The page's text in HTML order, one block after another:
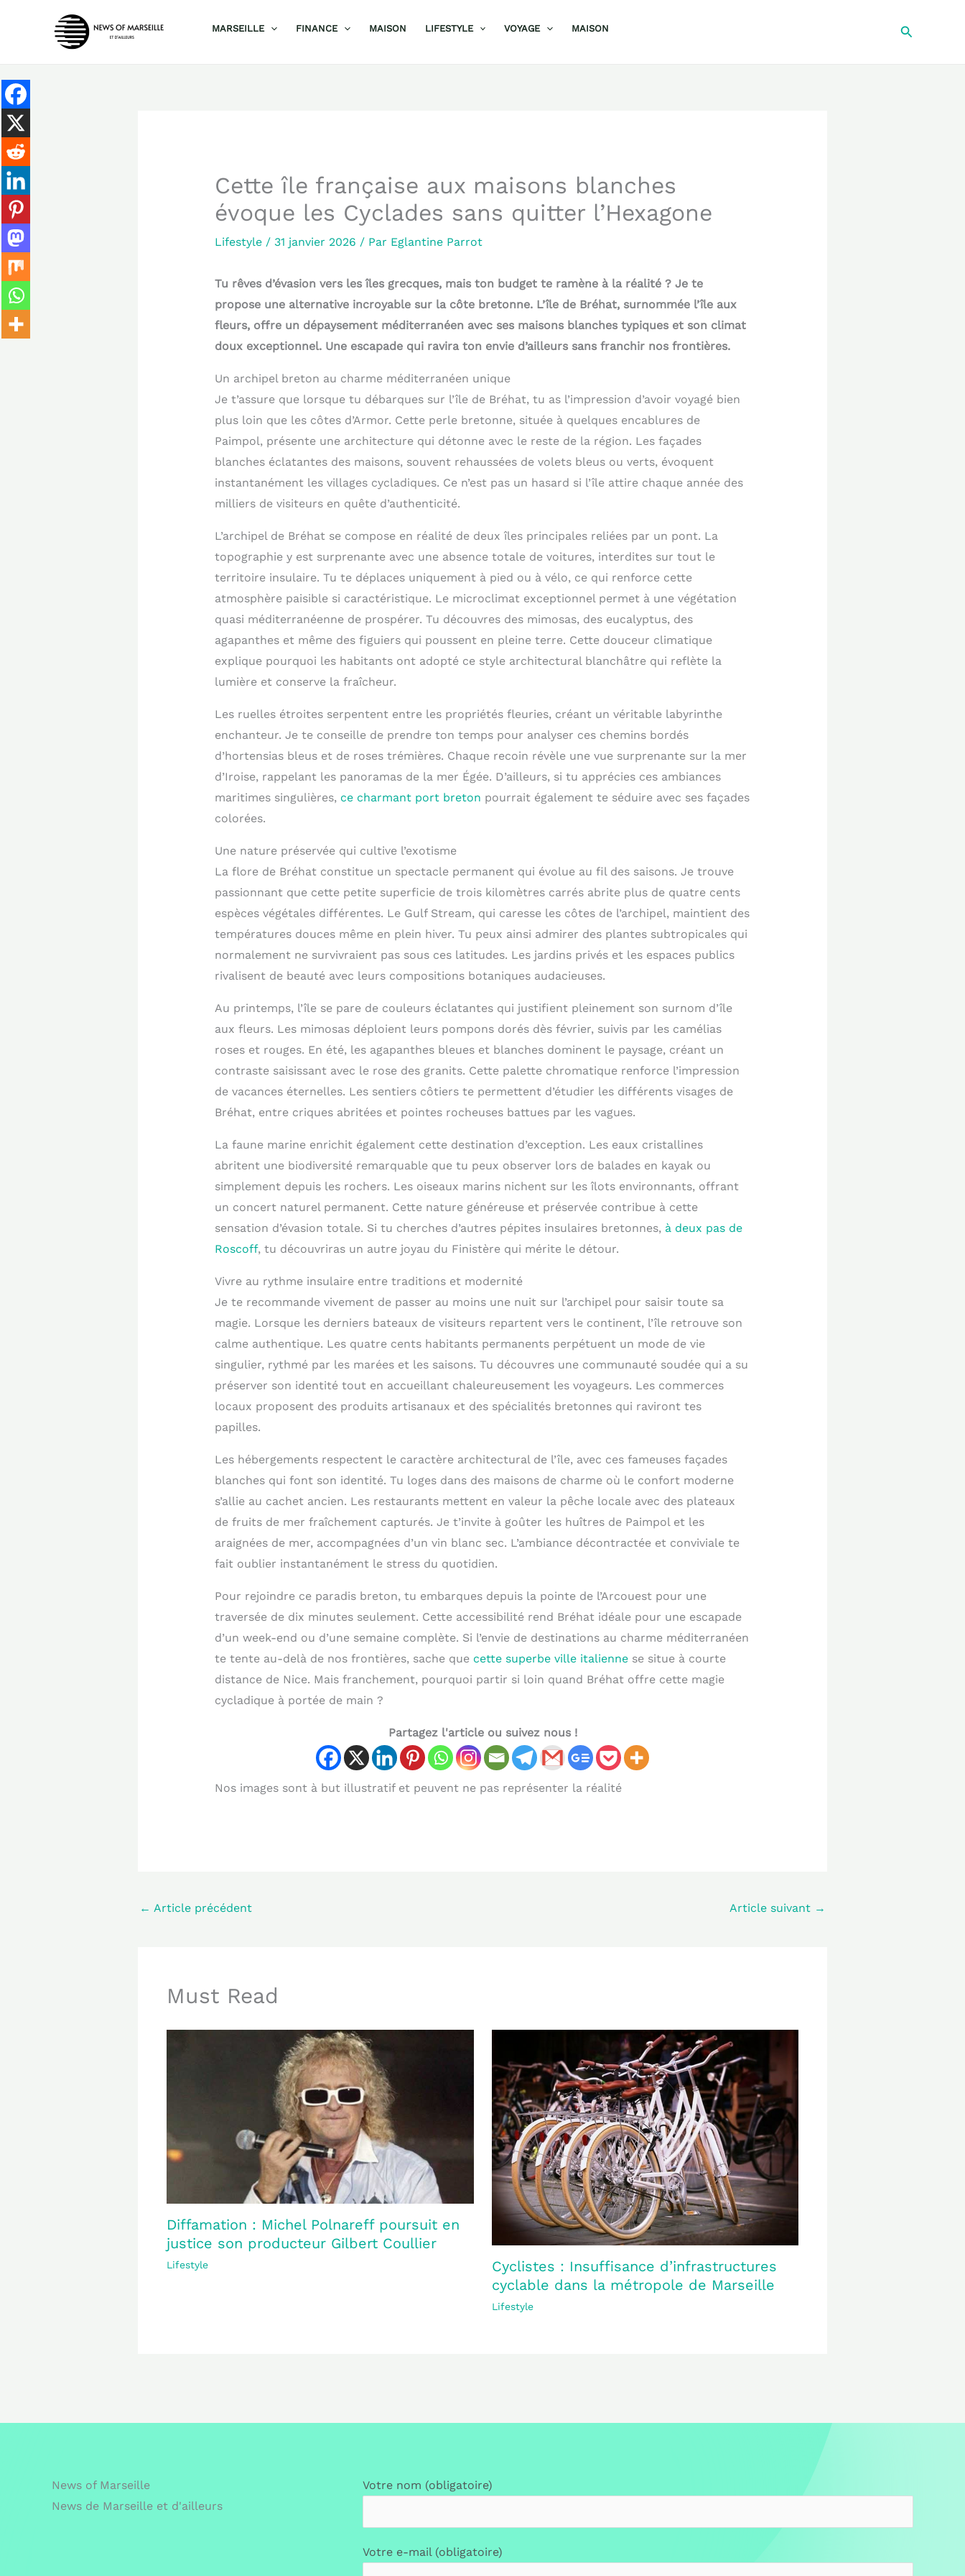
MARSEILLE FINANCE MAISON LIFESTYLE VOYAGE MAISON
Cette île française aux maisons blanches
évoque les Cyclades sans quitter l’Hexagone
Lifestyle/ 31 janvier 2026 / Par Eglantine Parrot
Tu rêves d’évasion vers les îles grecques, mais ton budget te ramène à la réalité ? Je te
propose une alternative incroyable sur la côte bretonne. L’île de Bréhat, surnommée l’île aux
fleurs, offre un dépaysement méditerranéen avec ses maisons blanches typiques et son climat
doux exceptionnel. Une escapade qui ravira ton envie d’ailleurs sans franchir nos frontières.
Un archipel breton au charme méditerranéen unique
Je t’assure que lorsque tu débarques sur l’île de Bréhat, tu as l’impression d’avoir voyagé bien
plus loin que les côtes d’Armor. Cette perle bretonne, située à quelques encablures de
Paimpol, présente une architecture qui détonne avec le reste de la région. Les façades
blanches éclatantes des maisons, souvent rehaussées de volets bleus ou verts, évoquent
instantanément les villages cycladiques. Ce n’est pas un hasard si l’île attire chaque année des
milliers de visiteurs en quête d’authenticité.
L’archipel de Bréhat se compose en réalité de deux îles principales reliées par un pont. La
topographie y est surprenante avec une absence totale de voitures, interdites sur tout le
territoire insulaire. Tu te déplaces uniquement à pied ou à vélo, ce qui renforce cette
atmosphère paisible si caractéristique. Le microclimat exceptionnel permet à une végétation
quasi méditerranéenne de prospérer. Tu découvres des mimosas, des eucalyptus, des
agapanthes et même des figuiers qui poussent en pleine terre. Cette douceur climatique
explique pourquoi les habitants ont adopté ce style architectural blanchâtre qui reflète la
lumière et conserve la fraîcheur.
Les ruelles étroites serpentent entre les propriétés fleuries, créant un véritable labyrinthe
enchanteur. Je te conseille de prendre ton temps pour analyser ces chemins bordés
d’hortensias bleus et de roses trémières. Chaque recoin révèle une vue surprenante sur la mer
d’Iroise, rappelant les panoramas de la mer Égée. D’ailleurs, si tu apprécies ces ambiances
maritimes singulières, ce charmant port breton pourrait également te séduire avec ses façades
colorées.
Une nature préservée qui cultive l’exotisme
La flore de Bréhat constitue un spectacle permanent qui évolue au fil des saisons. Je trouve
passionnant que cette petite superficie de trois kilomètres carrés abrite plus de quatre cents
espèces végétales différentes. Le Gulf Stream, qui caresse les côtes de l’archipel, maintient des
températures douces même en plein hiver. Tu peux ainsi admirer des plantes subtropicales qui
normalement ne survivraient pas sous ces latitudes. Les jardins privés et les espaces publics
rivalisent de beauté avec leurs compositions botaniques audacieuses.
Au printemps, l’île se pare de couleurs éclatantes qui justifient pleinement son surnom d’île
aux fleurs. Les mimosas déploient leurs pompons dorés dès février, suivis par les camélias
roses et rouges. En été, les agapanthes bleues et blanches dominent le paysage, créant un
contraste saisissant avec le rose des granits. Cette palette chromatique renforce l’impression
de vacances éternelles. Les sentiers côtiers te permettent d’étudier les différents visages de
Bréhat, entre criques abritées et pointes rocheuses battues par les vagues.
La faune marine enrichit également cette destination d’exception. Les eaux cristallines
abritent une biodiversité remarquable que tu peux observer lors de balades en kayak ou
simplement depuis les rochers. Les oiseaux marins nichent sur les îlots environnants, offrant
un concert naturel permanent. Cette nature généreuse et préservée contribue à cette
sensation d’évasion totale. Si tu cherches d’autres pépites insulaires bretonnes, à deux pas de
Roscoff, tu découvriras un autre joyau du Finistère qui mérite le détour.
Vivre au rythme insulaire entre traditions et modernité
Je te recommande vivement de passer au moins une nuit sur l’archipel pour saisir toute sa
magie. Lorsque les derniers bateaux de visiteurs repartent vers le continent, l’île retrouve son
calme authentique. Les quatre cents habitants permanents perpétuent un mode de vie
singulier, rythmé par les marées et les saisons. Tu découvres une communauté soudée qui a su
préserver son identité tout en accueillant chaleureusement les voyageurs. Les commerces
locaux proposent des produits artisanaux et des spécialités bretonnes qui raviront tes
papilles.
Les hébergements respectent le caractère architectural de l’île, avec ces fameuses façades
blanches qui font son identité. Tu loges dans des maisons de charme où le confort moderne
s’allie au cachet ancien. Les restaurants mettent en valeur la pêche locale avec des plateaux
de fruits de mer fraîchement capturés. Je t’invite à goûter les huîtres de Paimpol et les
araignées de mer, accompagnées d’un vin blanc sec. L’ambiance décontractée et conviviale te
fait oublier instantanément le stress du quotidien.
Pour rejoindre ce paradis breton, tu embarques depuis la pointe de l’Arcouest pour une
traversée de dix minutes seulement. Cette accessibilité rend Bréhat idéale pour une escapade
d’un week-end ou d’une semaine complète. Si l’envie de destinations au charme méditerranéen
te tente au-delà de nos frontières, sache que cette superbe ville italiennese situe à courte
distance de Nice. Mais franchement, pourquoi partir si loin quand Bréhat offre cette magie
cycladique à portée de main ?
Partagez l'article ou suivez nous !
Nos images sont à but illustratif et peuvent ne pas représenter la réalité
← Article précédent Article suivant →
Must Read
Diffamation : Michel Polnareff poursuit en
justice son producteur Gilbert Coullier
Lifestyle
Cyclistes : Insuffisance d’infrastructures
cyclable dans la métropole de Marseille
Lifestyle
News of Marseille
News de Marseille et d'ailleurs
Votre nom (obligatoire)
Votre e-mail (obligatoire)